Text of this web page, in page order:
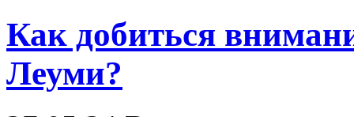
Как добиться
Леуми?